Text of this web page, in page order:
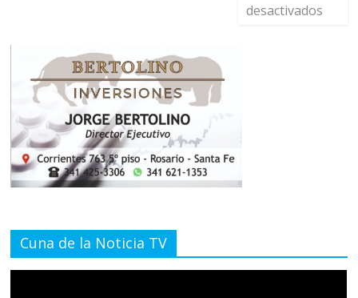
desactivados
Cuna de la Noticia TV